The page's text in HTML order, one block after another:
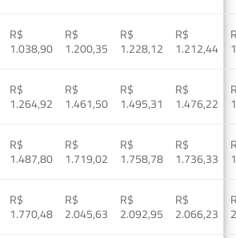
R$
1.038,90
R$
1.200,35
R$
1.228,12
R$
1.212,44
R$
1.264,92
R$
1.461,50
R$
1.495,31
R$
1.476,22
R$
1.487,80
R$
1.719,02
R$
1.758,78
R$
1.736,33
R$
1.770,48
R$
2.045,63
R$
2.092,95
R$
2.066,23